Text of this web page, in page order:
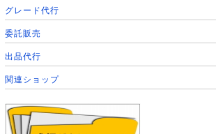
グレード代行
委託販売
出品代行
関連ショップ